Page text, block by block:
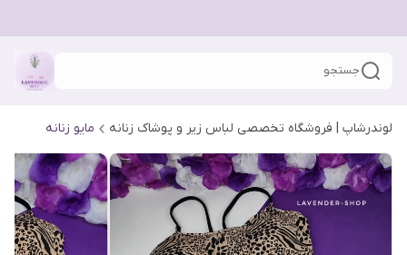
جستجو
لوندرشاپ | فروشگاه تخصصی لباس زیر و پوشاک زنانه مایو زنانه